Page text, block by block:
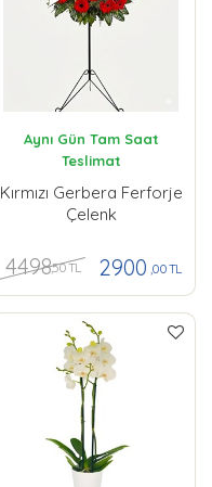
Aynı Gün Tam Saat
Teslimat
Kırmızı Gerbera Ferforje
Çelenk
4498,50 TL 2900 ,00 TL